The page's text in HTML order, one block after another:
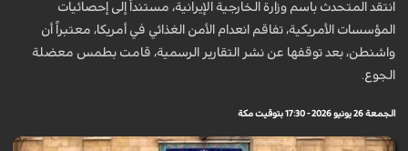
انتقد المتحدث باسم وزارة الخارجية الإيرانية، مستنداً إلى إحصائيات
المؤسسات الأمريكية، تفاقم انعدام الأمن الغذائي في أمريكا، معتبراً أن
واشنطن، بعد توقفها عن نشر التقارير الرسمية، قامت بطمس معضلة
الجوع.
الجمعة 26 يونيو 2026 - 17:30 بتوقيت مكة